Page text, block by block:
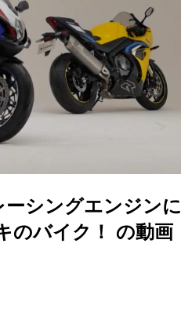
ーシングエンジンに
のバイク！ の動画